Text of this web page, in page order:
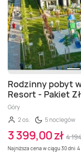
Rodzinny pobyt
Resort - Pakiet
Góry
2 os.
5 noclegów
3 399,00 zł 4
Najniższa cena w ciągu 30 dni: 4